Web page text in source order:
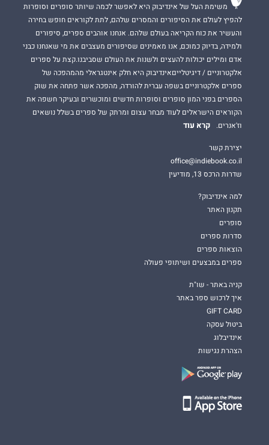
משימת העל של אינדיבוק היא לאפשר לכמה שיותר סופרים וסופרות
להפיץ לעולם את הסיפורים והמסרים שלהם, לתת לקוראים חופש בחירה
והעשיר את כוח הקריאה בעולם שלהם. אנחנו אוהבים ספרים, סיפורים
ולמידה, בדיוק כמוכם, אנו מאמינים שסיפורים מעצבים את מי שאנחנו כבני
אדם ומילים יכולות להעצים ולשנות את העולם שסביבנו.קצת על ספרים
אלקטרוניים / דיגיטלייםאינדיבוק היא חלק אינטגראלי מהמהפכה של
ספרים אלקטרוניים בשפה עברית להורדה, מהפכה אשר פתחה את שוק
הספרים בפני המון סופרים וסופרות חדשים ומוכשרים ובעיקר חשפה את
הקוראים הישראלים לעוד מבחר עצום ומרתק של ספרים בשלל נושאים
וז'אנרים.
קרא עוד
יצירת קשר
office@indiebook.co.il
שדרות הרכס 13, מודיעין
למה אינדיבוק?
תקנון האתר
סופרים
סדרות ספרים
הוצאות ספרים
ספרים במבצעים ושיתופי פעולה
קניה באתר - שו"ת
איך לרכוש ספר באתר
GIFT CARD
ביטול עסקה
אינדיבלוג
הצהרת נגישות